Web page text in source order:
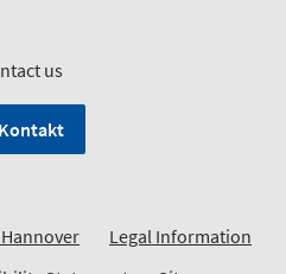
us
Kontakt
Legal Information